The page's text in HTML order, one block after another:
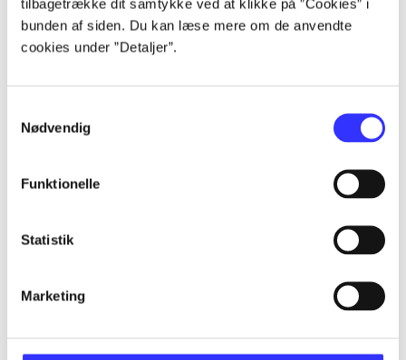
tilbagetrække dit samtykke ved at klikke på ”Cookies” i
bunden af siden. Du kan læse mere om de anvendte
cookies under ”Detaljer”.
Nødvendig
Funktionelle
Statistik
Marketing
...
...
...
...